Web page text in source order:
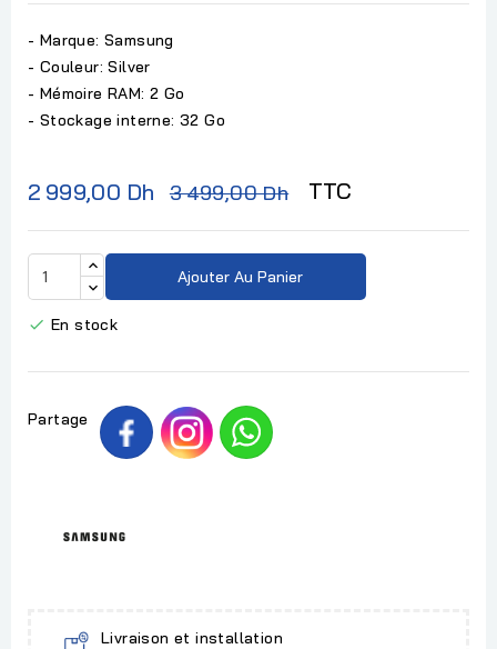
- Marque: Samsung
- Couleur: Silver
- Mémoire RAM: 2 Go
- Stockage interne: 32 Go
2 999,00 Dh 3 499,00 Dh TTC
Ajouter Au Panier
 En stock
Partage
Livraison et installation